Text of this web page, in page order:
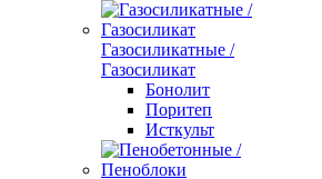
Газосиликатные /
Газосиликат
Бонолит
Поритеп
Исткульт